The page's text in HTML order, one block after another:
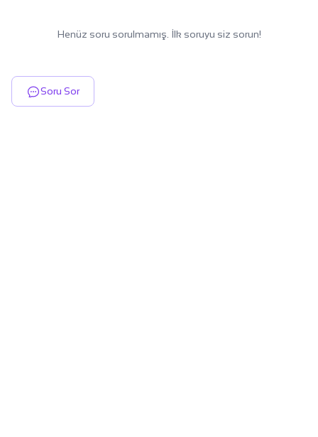
Henüz soru sorulmamış. İlk soruyu siz sorun!
Soru Sor